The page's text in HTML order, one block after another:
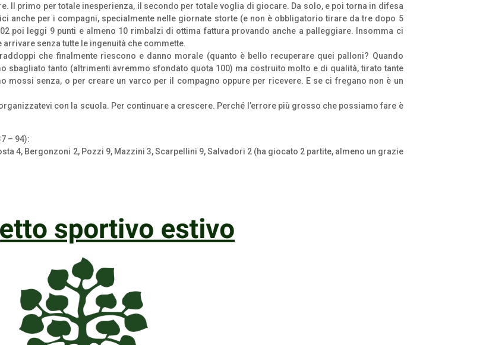
Il primo per totale inesperienza, il secondo per totale voglia di giocare. Da solo, e poi torna in difesa
anche per i compagni, specialmente nelle giornate storte (e non è obbligatorio tirare da tre dopo 5
poi leggi 9 punti e almeno 10 rimbalzi di ottima fattura provando anche a palleggiare. Insomma ci
senza tutte le ingenuità che commette.
che finalmente riescono e danno morale (quanto è bello recuperare quei palloni? Quando
sbagliato tanto (altrimenti avremmo sfondato quota 100) ma costruito molto e di qualità, tirato tante
mossi senza, o per creare un varco per il compagno oppure per ricevere. E se ci fregano non è un
con la scuola. Per continuare a crescere. Perché l’errore più grosso che possiamo fare è
– 94):
4, Bergonzoni 2, Pozzi 9, Mazzini 3, Scarpellini 9, Salvadori 2 (ha giocato 2 partite, almeno un grazie